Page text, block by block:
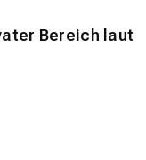
Bereich laut